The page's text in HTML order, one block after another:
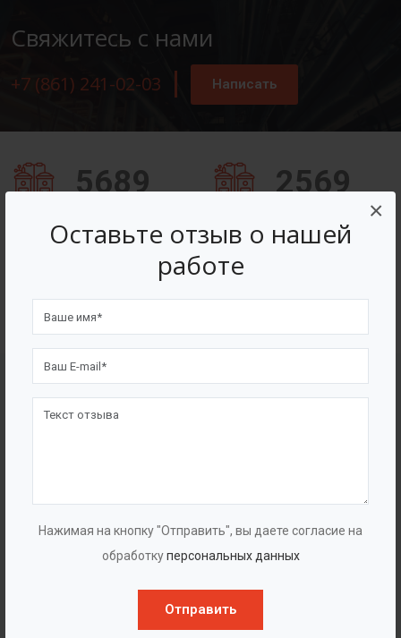
Оставьте отзыв о нашей
работе
Нажимая на кнопку "Отправить", вы даете согласие на
обработкуперсональных данных
Отправить
×
Свяжитесь с нами
+7 (861) 241-02-03 Написать
5689 2569
Счастливых клиентов
Сертификаты